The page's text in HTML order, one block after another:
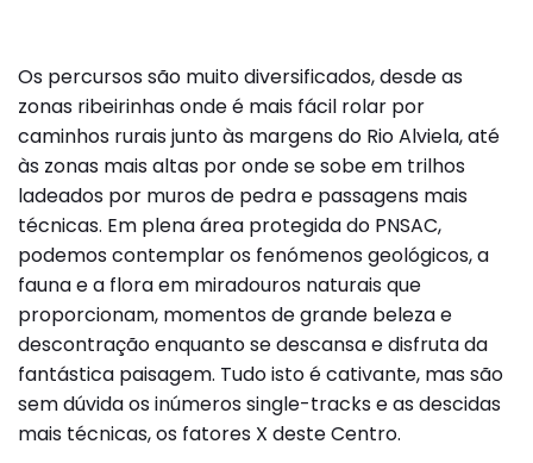
Os percursos são muito diversificados, desde as
zonas ribeirinhas onde é mais fácil rolar por
caminhos rurais junto às margens do Rio Alviela, até
às zonas mais altas por onde se sobe em trilhos
ladeados por muros de pedra e passagens mais
técnicas. Em plena área protegida do PNSAC,
podemos contemplar os fenómenos geológicos, a
fauna e a flora em miradouros naturais que
proporcionam, momentos de grande beleza e
descontração enquanto se descansa e disfruta da
fantástica paisagem. Tudo isto é cativante, mas são
sem dúvida os inúmeros single-tracks e as descidas
mais técnicas, os fatores X deste Centro.